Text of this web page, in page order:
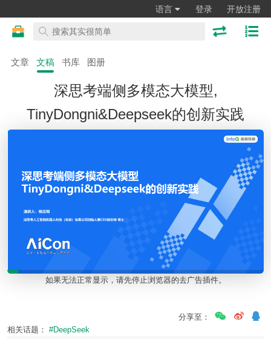
语言 登录 开放注册
文章 文稿 书库 图册
深思考端侧多模态大模型,
TinyDongni&Deepseek的创新实践
如果无法正常显示，请先停止浏览器的去广告插件。
分享至：
相关话题： #DeepSeek